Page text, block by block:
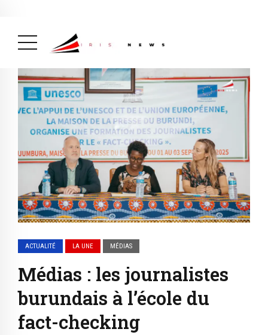
ACTUALITÉ LA UNE MÉDIAS
Médias : les journalistes
burundais à l’école du
fact-checking